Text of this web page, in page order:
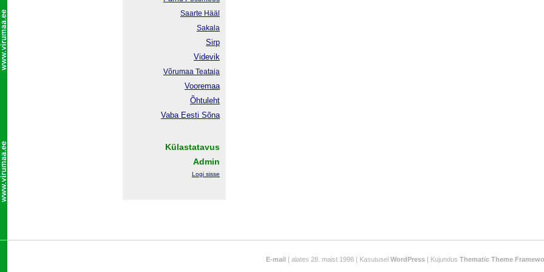
Saarte Hääl
Sakala
Sirp
Videvik
Võrumaa Teataja
Vooremaa
Õhtuleht
Vaba Eesti Sõna
Külastatavus
Admin
Logi sisse
E-mail| alates 28. maist 1998 | Kasutusel WordPress| Kujundus Thematic Theme